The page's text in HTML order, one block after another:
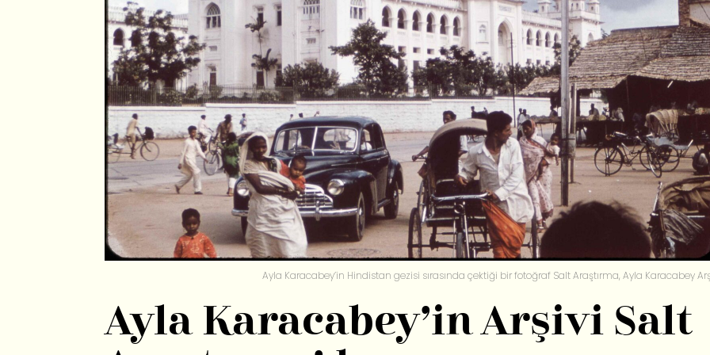
Ayla Karacabey’in Hindistan gezisi sırasında çektiği bir fotoğraf Salt Araştırma, Ayla Karacabey
Ayla Karacabey’in Arşivi Salt